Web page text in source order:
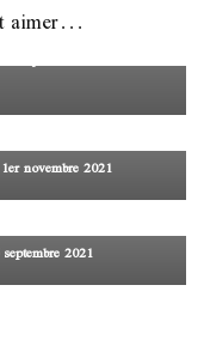
aimer...
03 juillet 2022 à Saint
novembre 2021
2021